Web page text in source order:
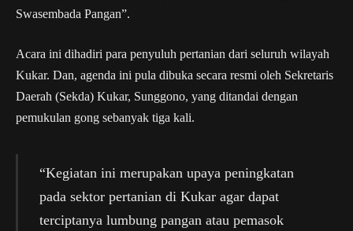
Swasembada Pangan”.
Acara ini dihadiri para penyuluh pertanian dari seluruh wilayah
Kukar. Dan, agenda ini pula dibuka secara resmi oleh Sekretaris
Daerah (Sekda) Kukar, Sunggono, yang ditandai dengan
pemukulan gong sebanyak tiga kali.
“Kegiatan ini merupakan upaya peningkatan
pada sektor pertanian di Kukar agar dapat
terciptanya lumbung pangan atau pemasok